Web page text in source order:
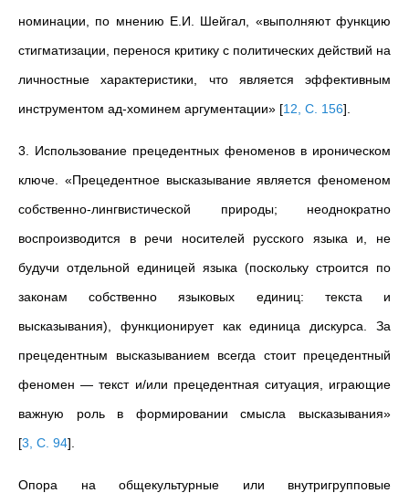
номинации, по мнению Е.И. Шейгал, «выполняют функцию
стигматизации, перенося критику с политических действий на
личностные характеристики, что является эффективным
инструментом ад-хоминем аргументации» [12, С. 156]
3. Использование прецедентных феноменов в ироническом
ключе. «Прецедентное высказывание является феноменом
собственно-лингвистической природы; неоднократно
воспроизводится в речи носителей русского языка и, не
будучи отдельной единицей языка (поскольку строится по
законам собственно языковых единиц: текста и
высказывания), функционирует как единица дискурса. За
прецедентным высказыванием всегда стоит прецедентный
феномен— текст и/или прецедентная ситуация, играющие
важную роль в формировании смысла высказывания»
[3, С. 94]
Опора на общекультурные или внутригрупповые